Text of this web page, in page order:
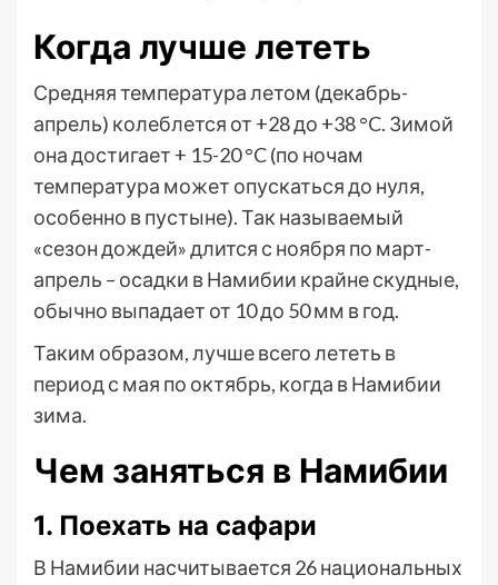
Когда лучше лететь
Средняя температура летом (декабрь-
апрель) колеблется от +28 до +38 °C. Зимой
она достигает + 15-20 °C (по ночам
температура может опускаться до нуля,
особенно в пустыне). Так называемый
«сезон дождей» длится с ноября по март-
апрель – осадки в Намибии крайне скудные,
обычно выпадает от 10 до 50 мм в год.
Таким образом, лучше всего лететь в
период с мая по октябрь, когда в Намибии
зима.
Чем заняться в Намибии
1. Поехать на сафари
В Намибии насчитывается 26 национальных